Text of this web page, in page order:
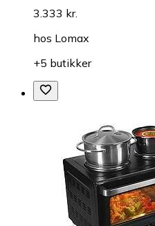
3.333 kr.
hos Lomax
+5 butikker